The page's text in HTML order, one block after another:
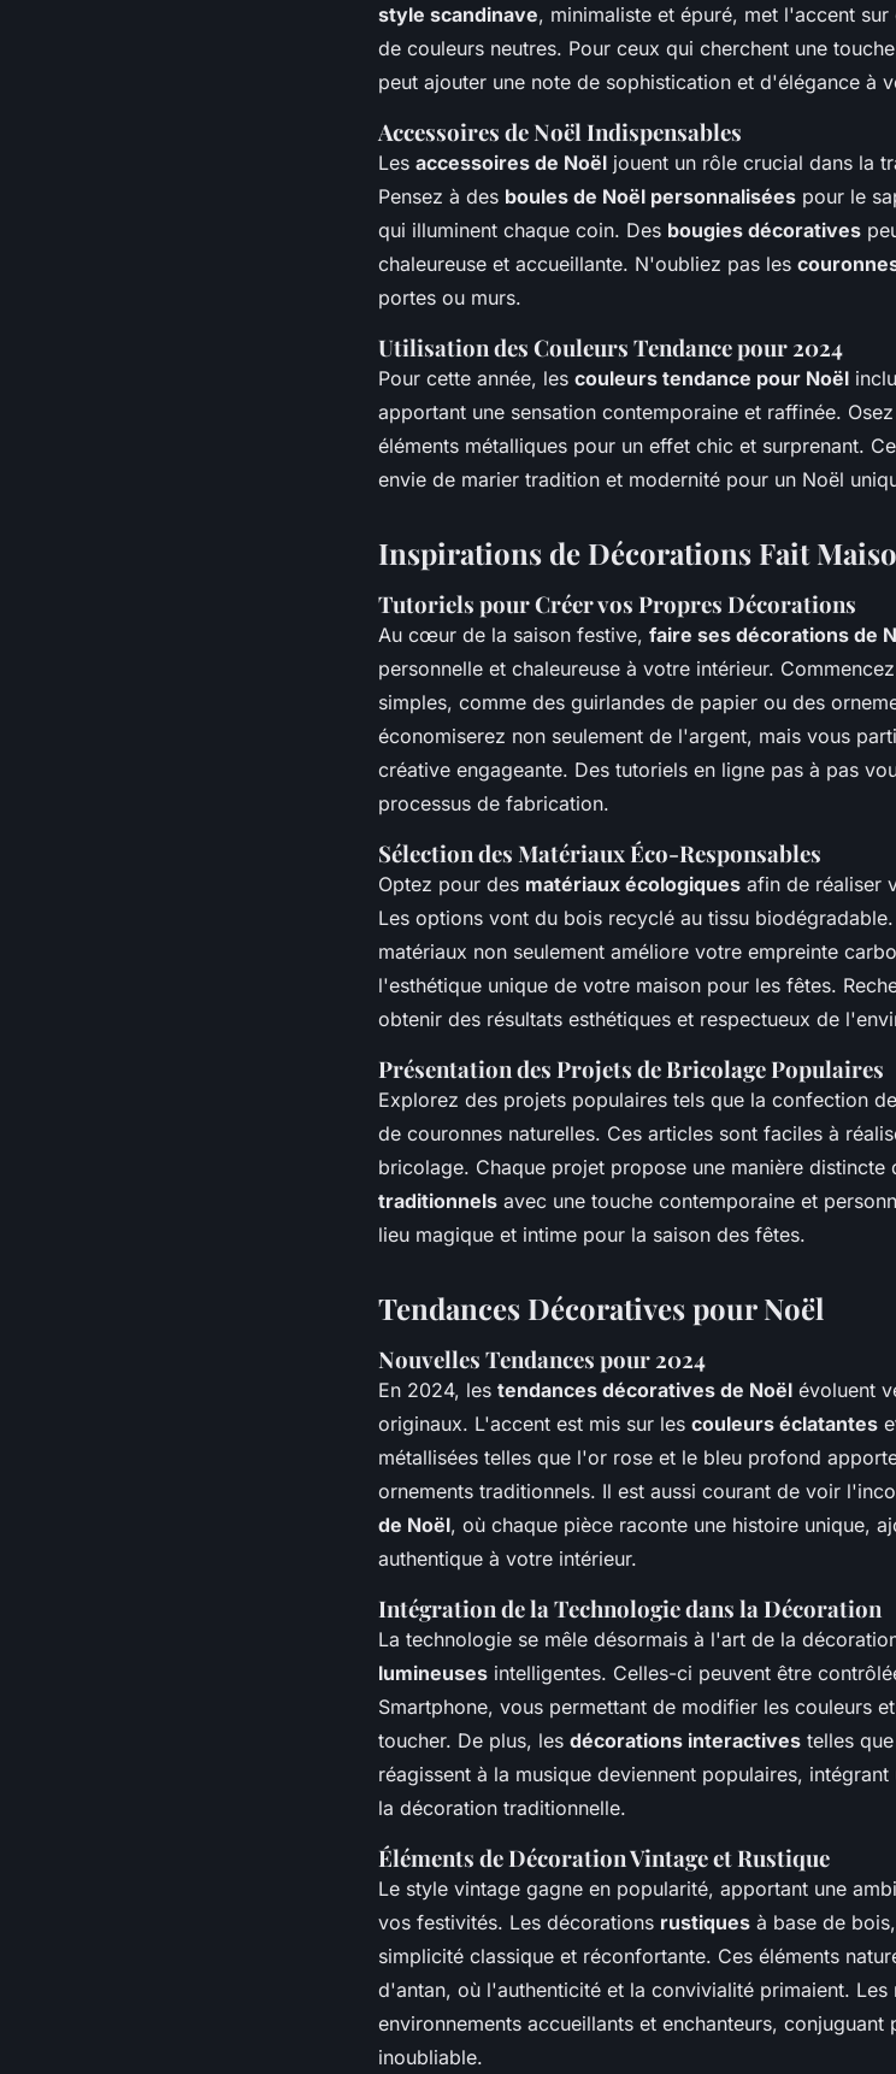
style scandinave, minimaliste et épuré, met l'accent
de couleurs neutres. Pour ceux qui cherchent une
peut ajouter une note de sophistication et d'élégance à
Accessoires de Noël Indispensables
Les accessoires de Noël jouent un rôle crucial dans la
Pensez à des boules de Noël personnalisées pour le
qui illuminent chaque coin. Des bougies décoratives
chaleureuse et accueillante. N'oubliez pas les
portes ou murs.
Utilisation des Couleurs Tendance pour 2024
Pour cette année, les couleurs tendance pour Noël
apportant une sensation contemporaine et raffinée.
éléments métalliques pour un effet chic et surprenant.
envie de marier tradition et modernité pour un Noël
Inspirations de Décorations Fait
Tutoriels pour Créer vos Propres Décorations
Au cœur de la saison festive, faire ses décorations de
personnelle et chaleureuse à votre intérieur.
simples, comme des guirlandes de papier ou des
économiserez non seulement de l'argent, mais vous
créative engageante. Des tutoriels en ligne pas à pas
processus de fabrication.
Sélection des Matériaux Éco-Responsables
Optez pour des matériaux écologiques afin de réaliser
Les options vont du bois recyclé au tissu
matériaux non seulement améliore votre empreinte
l'esthétique unique de votre maison pour les fêtes.
obtenir des résultats esthétiques et respectueux de
Présentation des Projets de Bricolage Populaires
Explorez des projets populaires tels que la confection de
de couronnes naturelles. Ces articles sont faciles à
bricolage. Chaque projet propose une manière distincte
traditionnels avec une touche contemporaine et
lieu magique et intime pour la saison des fêtes.
Tendances Décoratives pour Noël
Nouvelles Tendances pour 2024
En 2024, les tendances décoratives de Noël évoluent
originaux. L'accent est mis sur les couleurs éclatantes
métallisées telles que l'or rose et le bleu profond
ornements traditionnels. Il est aussi courant de voir
de Noël, où chaque pièce raconte une histoire unique,
authentique à votre intérieur.
Intégration de la Technologie dans la Décoration
La technologie se mêle désormais à l'art de la
lumineuses intelligentes. Celles-ci peuvent être
Smartphone, vous permettant de modifier les couleurs
toucher. De plus, les décorations interactives telles
réagissent à la musique deviennent populaires,
la décoration traditionnelle.
Éléments de Décoration Vintage et Rustique
Le style vintage gagne en popularité, apportant une
vos festivités. Les décorations rustiques à base de
simplicité classique et réconfortante. Ces éléments
d'antan, où l'authenticité et la convivialité primaient. Les
environnements accueillants et enchanteurs, conjuguant
inoubliable.